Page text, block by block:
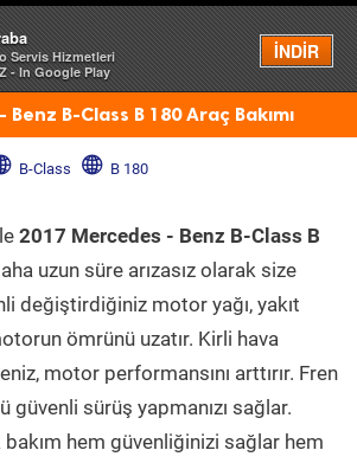
Servis Hizmetleri
- In Google Play
İNDİR
Menü
B-Class B 180 Araç Bakımı
B-Class B 180
2017 Mercedes - Benz B-Class B
uzun süre arızasız olarak size
değiştirdiğiniz motor yağı, yakıt
ömrünü uzatır. Kirli hava
motor performansını arttırır. Fren
güvenli sürüş yapmanızı sağlar.
bakım hem güvenliğinizi sağlar hem